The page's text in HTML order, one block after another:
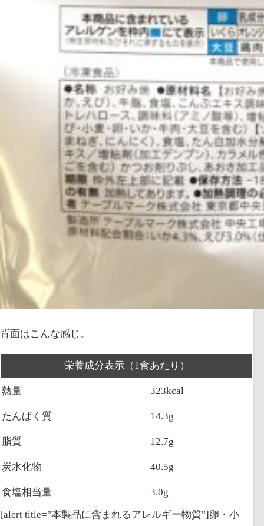
背面はこんな感じ。
栄養成分表示（1食あたり）
熱量 323kcal
たんぱく質 14.3g
脂質 12.7g
炭水化物 40.5g
食塩相当量
3.0g
[alert title="本製品に含まれるアレルギー物質"]卵・小